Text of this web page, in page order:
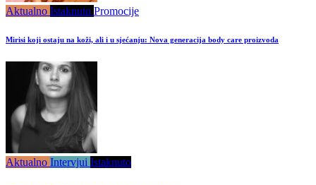
Aktualno Istaknuto Promocije
Mirisi koji ostaju na koži, ali i u sjećanju: Nova generacija body care proizvoda
Aktualno Intervjui Istaknuto